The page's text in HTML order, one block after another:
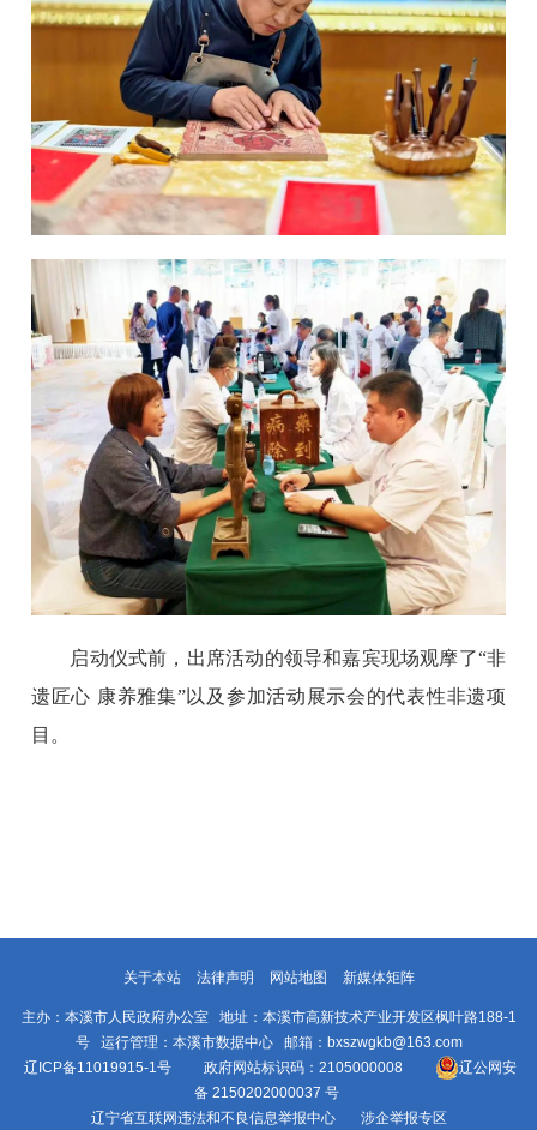
启动仪式前，出席活动的领导和嘉宾现场观摩了“非
遗匠心 康养雅集”以及参加活动展示会的代表性非遗项
目。
关于本站 法律声明 网站地图 新媒体矩阵
主办：本溪市人民政府办公室 地址：本溪市高新技术产业开发区枫叶路188-1
号 运行管理：本溪市数据中心 邮箱：bxszwgkb@163.com
辽ICP备11019915-1号 政府网站标识码：2105000008
辽公网安
备 2150202000037 号
辽宁省互联网违法和不良信息举报中心
涉企举报专区